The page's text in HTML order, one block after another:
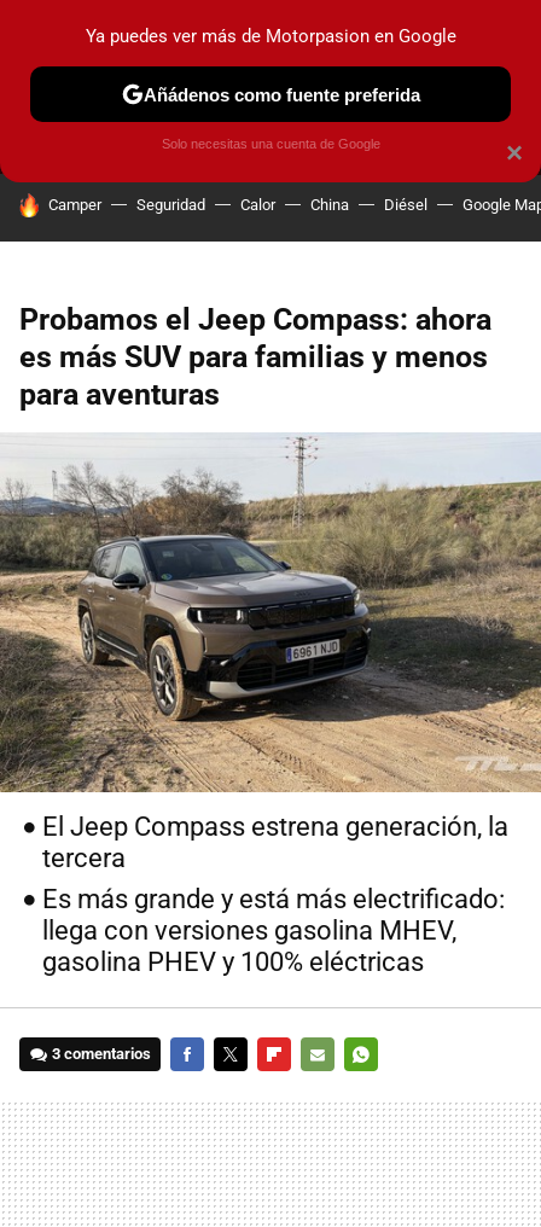
MENÚ NUEVO
COCHES ELÉCTRICOS OBSERVATORIO
HOY SE HABLA DE
Camper Seguridad Calor China Diésel Google
Probamos el Jeep Compass: ahora
es más SUV para familias y menos
para aventuras
El Jeep Compass estrena generación, la
tercera
Es más grande y está más electrificado:
llega con versiones gasolina MHEV,
gasolina PHEV y 100% eléctricas
3 comentarios
MAIL
×
Ya puedes ver más de Motorpasion en Google
Añádenos como fuente preferida
Solo necesitas una cuenta de Google